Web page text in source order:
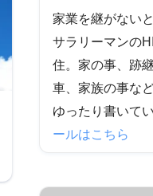
家業を継がない
サラリーマンの
住。家の事、跡
車、家族の事な
ゆったり書いて
ールはこちら